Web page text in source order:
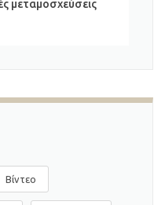
μεταμοσχεύσεις
Βίντεο